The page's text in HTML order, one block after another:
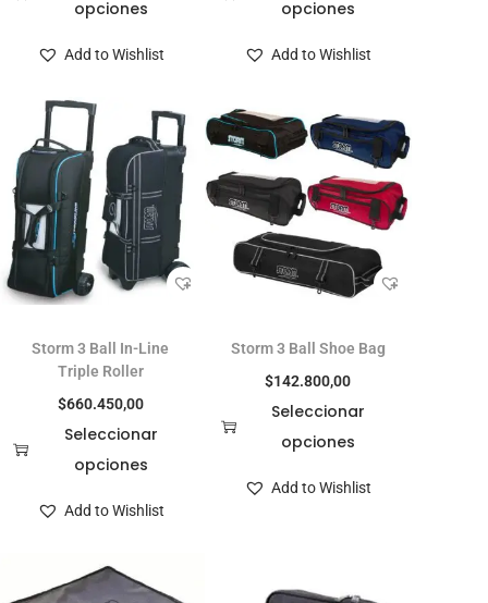
opciones
Add to Wishlist
opciones
Add to Wishlist
Storm 3 Ball In-Line
Triple Roller
$660.450,00
Seleccionar
opciones
Add to Wishlist
Storm 3 Ball Shoe Bag
$142.800,00
Seleccionar
opciones
Add to Wishlist